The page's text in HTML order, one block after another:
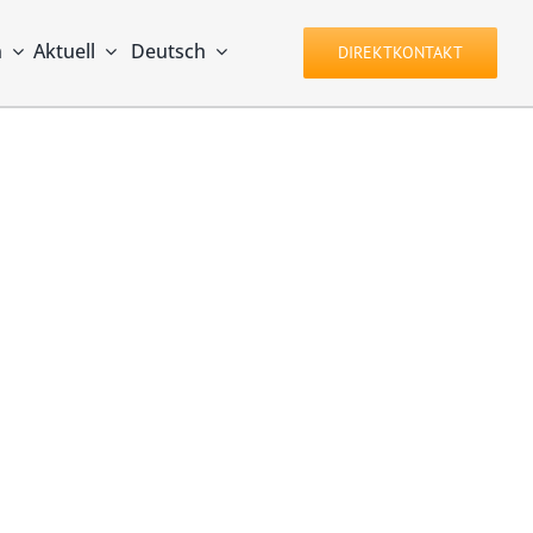
Aktuell Deutsch DIREKTKONTAKT